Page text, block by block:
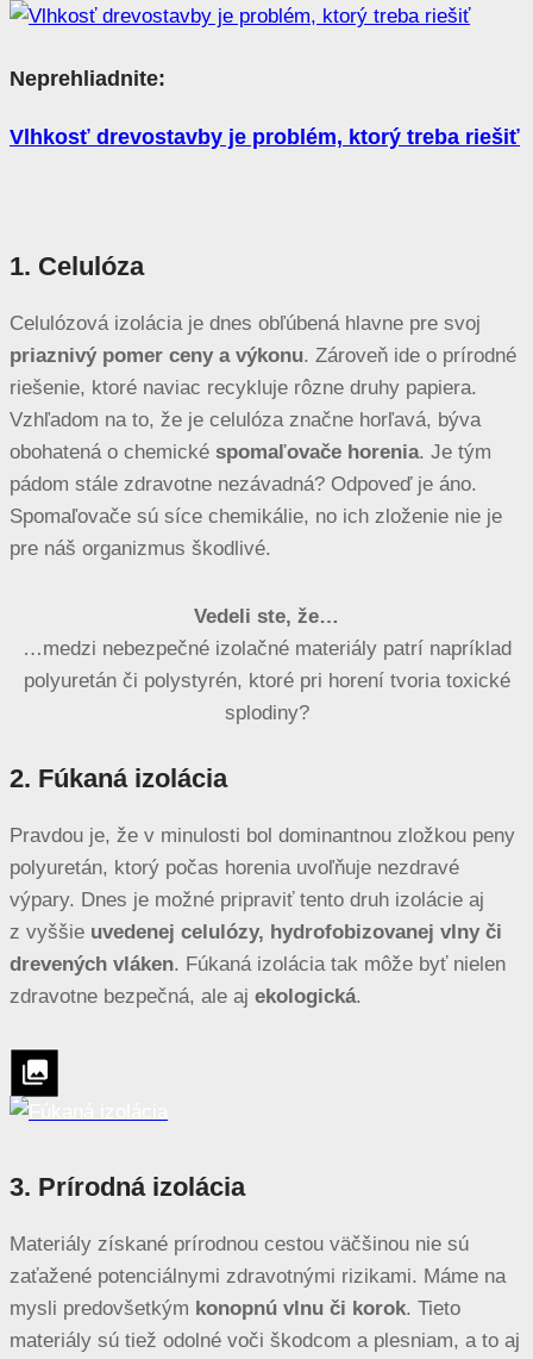
Neprehliadnite:
Vlhkosť drevostavby je problém, ktorý treba riešiť
1. Celulóza
Celulózová izolácia je dnes obľúbená hlavne pre svoj
priaznivý pomer ceny a výkonu. Zároveň ide o prírodné
riešenie, ktoré naviac recykluje rôzne druhy papiera.
Vzhľadom na to, že je celulóza značne horľavá, býva
obohatená o chemické spomaľovače horenia. Je tým
pádom stále zdravotne nezávadná? Odpoveď je áno.
Spomaľovače sú síce chemikálie, no ich zloženie nie je
pre náš organizmus škodlivé.
Vedeli ste, že…
…medzi nebezpečné izolačné materiály patrí napríklad
polyuretán či polystyrén, ktoré pri horení tvoria toxické
splodiny?
2. Fúkaná izolácia
Pravdou je, že v minulosti bol dominantnou zložkou peny
polyuretán, ktorý počas horenia uvoľňuje nezdravé
výpary. Dnes je možné pripraviť tento druh izolácie aj
z vyššie uvedenej celulózy, hydrofobizovanej vlny či
drevených vláken. Fúkaná izolácia tak môže byť nielen
zdravotne bezpečná, ale aj ekologická.
3. Prírodná izolácia
Materiály získané prírodnou cestou väčšinou nie sú
zaťažené potenciálnymi zdravotnými rizikami. Máme na
mysli predovšetkým konopnú vlnu či korok. Tieto
materiály sú tiež odolné voči škodcom a plesniam, a to aj